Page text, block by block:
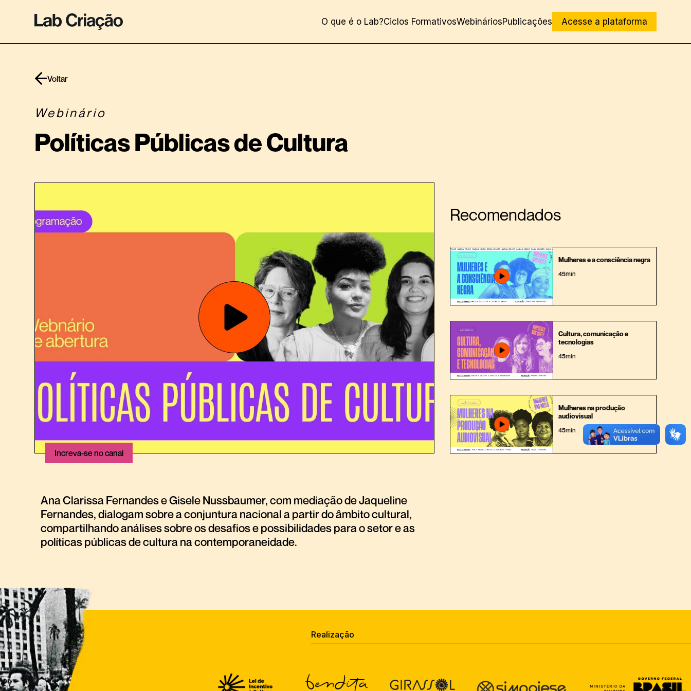
O que é o Lab?Ciclos FormativosWebináriosPublicações Acesse a plataforma
Voltar
Webinário
Políticas Públicas de Cultura
Increva-se no canal
Recomendados
Mulheres e a consciência negra
45min
Cultura, comunicação e
tecnologias
45min
Mulheres na produção
audiovisual
45min
Ana Clarissa Fernandes e Gisele Nussbaumer, com mediação de Jaqueline
Fernandes, dialogam sobre a conjuntura nacional a partir do âmbito cultural,
compartilhando análises sobre os desafios e possibilidades para o setor e as
políticas públicas de cultura na contemporaneidade.
Realização